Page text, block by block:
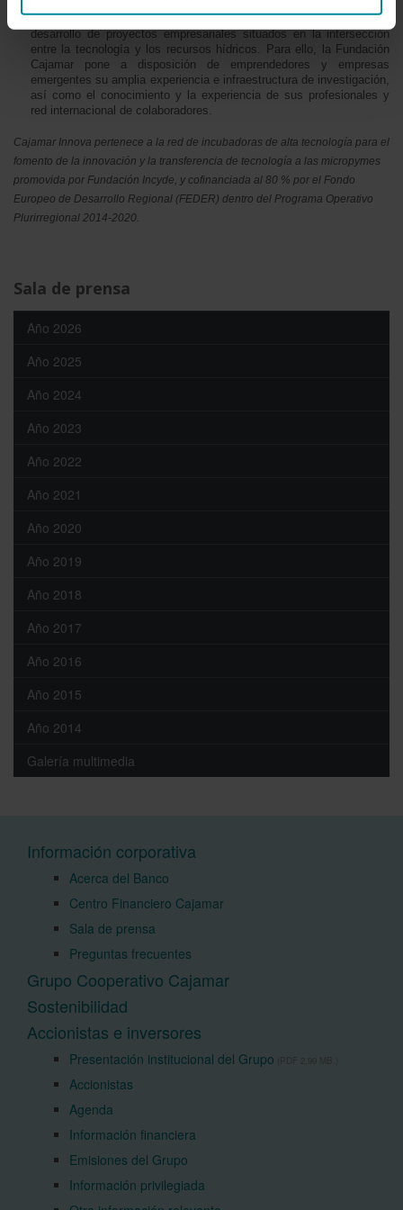
propio de incubación para apoyar a los emprendedores y favorecer el
desarrollo de proyectos empresariales situados en la intersección
entre la tecnología y los recursos hídricos. Para ello, la Fundación
Cajamar pone a disposición de emprendedores y empresas
emergentes su amplia experiencia e infraestructura de investigación,
así como el conocimiento y la experiencia de sus profesionales y
red internacional de colaboradores.
Cajamar Innova pertenece a la red de incubadoras de alta tecnología para el
fomento de la innovación y la transferencia de tecnología a las micropymes
promovida por Fundación Incyde, y cofinanciada al 80 % por el Fondo
Europeo de Desarrollo Regional (FEDER) dentro del Programa Operativo
Plurirregional 2014-2020.
Sala de prensa
Año 2026
Año 2025
Año 2024
Año 2023
Año 2022
Año 2021
Año 2020
Año 2019
Año 2018
Año 2017
Año 2016
Año 2015
Año 2014
Galería multimedia
Información corporativa
Acerca del Banco
Centro Financiero Cajamar
Sala de prensa
Preguntas frecuentes
Grupo Cooperativo Cajamar
Sostenibilidad
Accionistas e inversores
Presentación institucional del Grupo
Accionistas
Agenda
Información financiera
Emisiones del Grupo
Información privilegiada